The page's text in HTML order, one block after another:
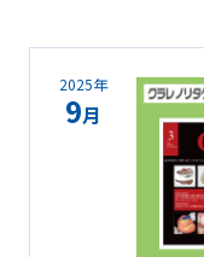
2025年
9月